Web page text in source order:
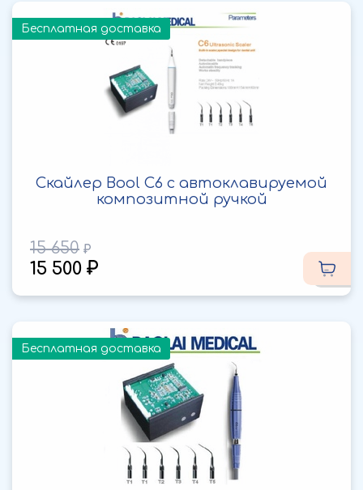
Бесплатная доставка
Скайлер Bool C6 с автоклавируемой
композитной ручкой
15 650
15 500
Бесплатная доставка